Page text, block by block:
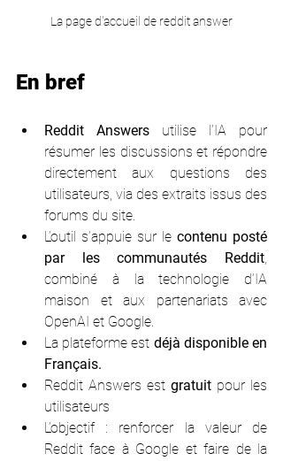
La page d'accueil de reddit answer
En bref
Reddit Answers utilise l’IA pour
résumer les discussions et répondre
directement aux questions des
utilisateurs, via des extraits issus des
forums du site.
L’outil s’appuie sur le contenu posté
par les communautés Reddit,
combiné à la technologie d’IA
maison et aux partenariats avec
OpenAI et Google.
La plateforme est déjà disponible en
Français.
Reddit Answers est gratuit pour les
utilisateurs
L’objectif : renforcer la valeur de
Reddit face à Google et faire de la